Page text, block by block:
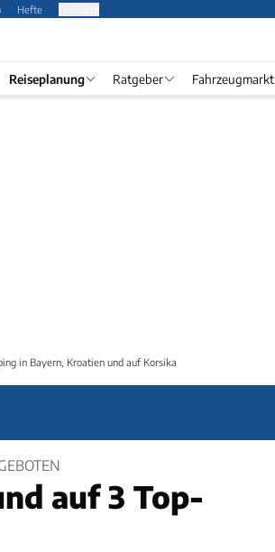
Hefte
Reiseplanung Ratgeber Fahrzeugmarkt
in Bayern, Kroatien und auf Korsika
auf 3 Top-